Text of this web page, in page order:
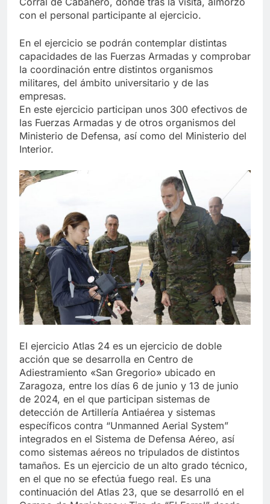
con el personal participante al ejercicio.
En el ejercicio se podrán contemplar distintas
capacidades de las Fuerzas Armadas y comprobar
la coordinación entre distintos organismos
militares, del ámbito universitario y de las
empresas.
En este ejercicio participan unos 300 efectivos de
las Fuerzas Armadas y de otros organismos del
Ministerio de Defensa, así como del Ministerio del
Interior.
El ejercicio Atlas 24 es un ejercicio de doble
acción que se desarrolla en Centro de
Adiestramiento «San Gregorio» ubicado en
Zaragoza, entre los días 6 de junio y 13 de junio
de 2024, en el que participan sistemas de
detección de Artillería Antiaérea y sistemas
específicos contra “Unmanned Aerial System”
integrados en el Sistema de Defensa Aéreo, así
como sistemas aéreos no tripulados de distintos
tamaños. Es un ejercicio de un alto grado técnico,
en el que no se efectúa fuego real. Es una
continuación del Atlas 23, que se desarrolló en el